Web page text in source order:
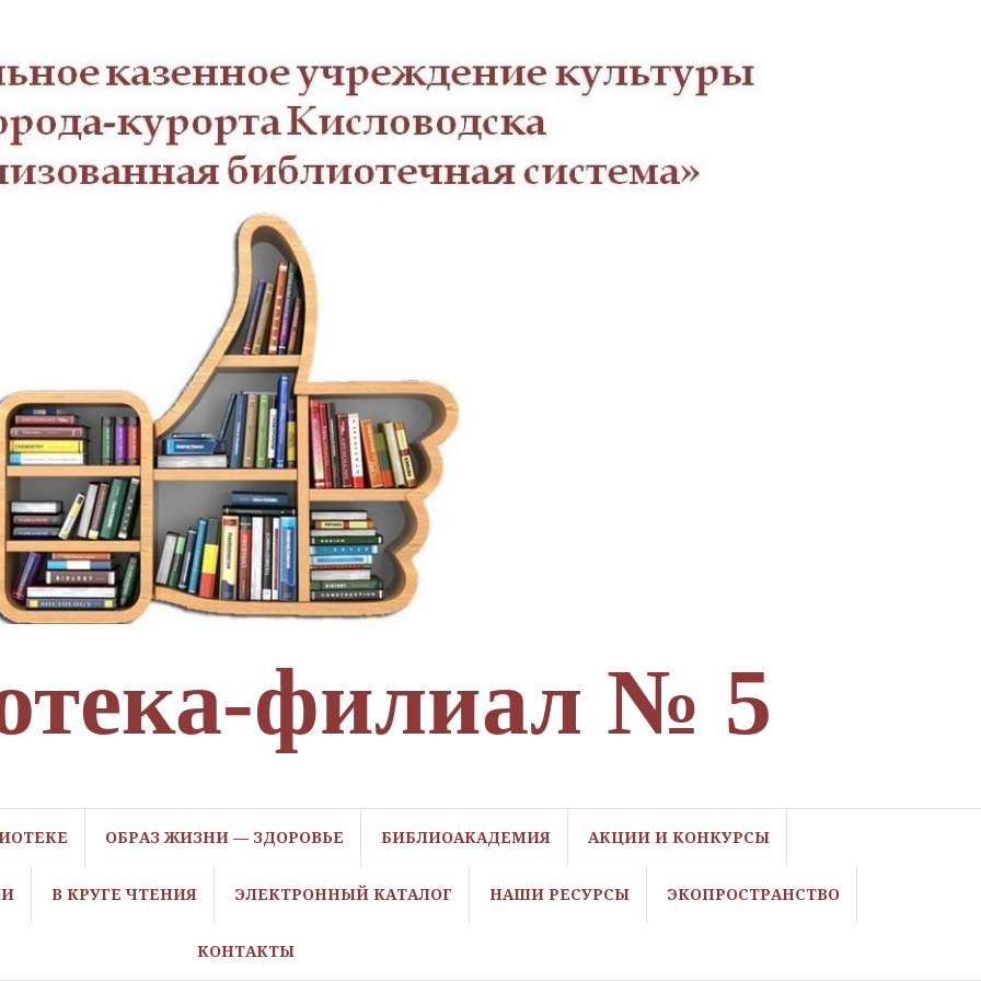
филиал № 5
ОБРАЗ ЖИЗНИ — ЗДОРОВЬЕ БИБЛИОАКАДЕМИЯ АКЦИИ И КОНКУРСЫ
В КРУГЕ ЧТЕНИЯ ЭЛЕКТРОННЫЙ КАТАЛОГ НАШИ РЕСУРСЫ ЭКОПРОСТРАНСТВО
КОНТАКТЫ